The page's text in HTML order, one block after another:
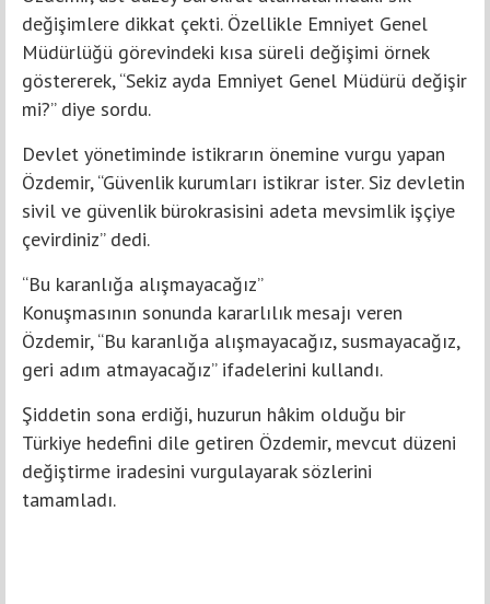
değişimlere dikkat çekti. Özellikle Emniyet Genel
Müdürlüğü görevindeki kısa süreli değişimi örnek
göstererek, “Sekiz ayda Emniyet Genel Müdürü değişir
mi?” diye sordu.
Devlet yönetiminde istikrarın önemine vurgu yapan
Özdemir, “Güvenlik kurumları istikrar ister. Siz devletin
sivil ve güvenlik bürokrasisini adeta mevsimlik işçiye
çevirdiniz” dedi.
“Bu karanlığa alışmayacağız”
Konuşmasının sonunda kararlılık mesajı veren
Özdemir, “Bu karanlığa alışmayacağız, susmayacağız,
geri adım atmayacağız” ifadelerini kullandı.
Şiddetin sona erdiği, huzurun hâkim olduğu bir
Türkiye hedefini dile getiren Özdemir, mevcut düzeni
değiştirme iradesini vurgulayarak sözlerini
tamamladı.